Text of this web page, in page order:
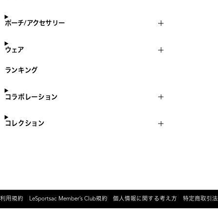
ポーチ/アクセサリー
ウェア
ランキング
コラボレーション
コレクション
利用規約 LeSportsac Member’s Club規約 個人情報に関する考え方 特定商取引